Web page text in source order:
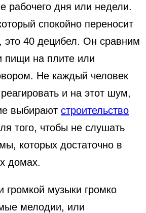
рабочего дня или недели.
спокойно переносит
это 40 децибел. Он сравним
пищи на плите или
Не каждый человек
и на этот шум,
выбирают строительство
того, чтобы не слушать
которых достаточно в
домах.
громкой музыки громко
мелодии, или